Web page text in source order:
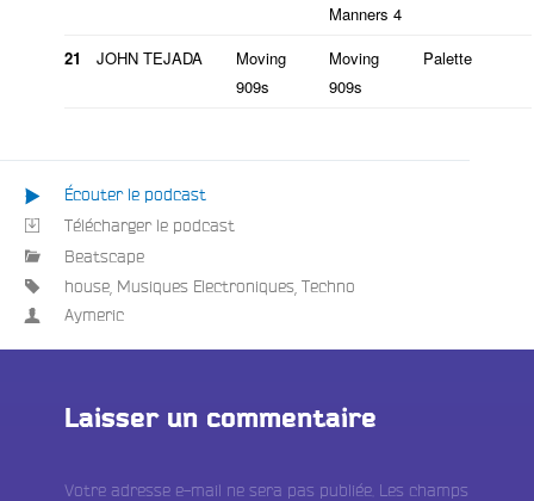
Manners 4
21 JOHN TEJADA
Moving
909s
Moving
909s
Palette
Écouter le podcast
Télécharger le podcast
Beatscape
house Musiques Electroniques Techno
Aymeric
Laisser un commentaire
Votre adresse e-mail ne sera pas publiée. Les champs